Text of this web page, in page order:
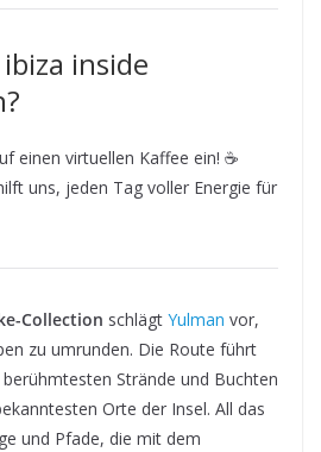
inside
einen virtuellen Kaffee ein! ☕
uns, jeden Tag voller Energie für
Collection schlägt Yulman vor,
zu umrunden. Die Route führt
Strände und Buchten
Orte der Insel. All das
und Pfade, die mit dem